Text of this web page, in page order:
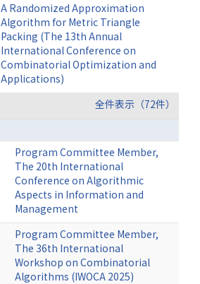
A Randomized Approximation
Algorithm for Metric Triangle
Packing (The 13th Annual
International Conference on
Combinatorial Optimization and
Applications)
全件表示（72件）
Program Committee Member,
The 20th International
Conference on Algorithmic
Aspects in Information and
Management
Program Committee Member,
The 36th International
Workshop on Combinatorial
Algorithms (IWOCA 2025)